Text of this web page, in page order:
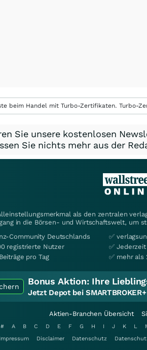
beim Handel mit Turbo-Zertifikaten. Turbo-
Sie unsere kostenlosen
Sie nichts mehr aus der
als den zentralen
in die Börsen- und Wirtschaftswelt, um
Community Deutschlands
registrierte Nutzer
pro Tag
✅
✅
✅ mehr als
Bonus Aktion: Ihre
Jetzt Depot bei
Aktien-Branchen Übersicht
# A B C D E F G H I J K L
Impressum
Disclaimer Datenschutz